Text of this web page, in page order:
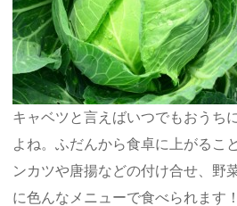
キャベツと言えばいつでもおうち
よね。ふだんから食卓に上がるこ
ンカツや唐揚などの付け合せ、野
に色んなメニューで食べられます！